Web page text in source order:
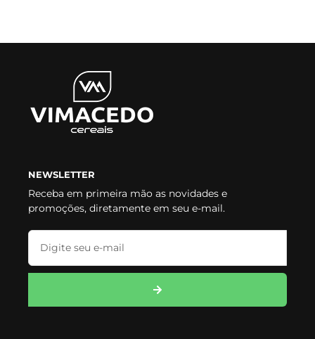
NEWSLETTER
Receba em primeira mão as novidades e
promoções, diretamente em seu e-mail.